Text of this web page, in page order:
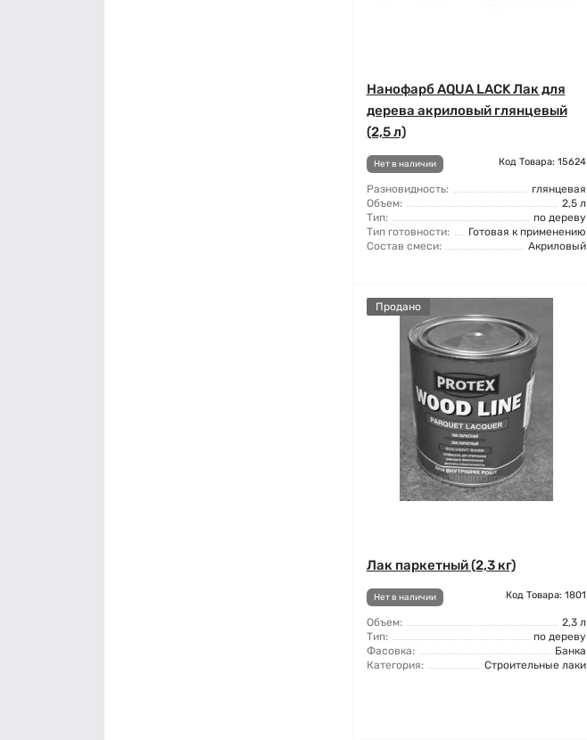
Нанофарб AQUA LACK Лак для
дерева акриловый глянцевый
(2,5 л)
Нет в наличии Код Товара: 15624
Разновидность:
глянцевая
Объем:
2,5 л
Тип:
по дереву
Тип готовности:
Готовая к применению
Состав смеси:
Акриловый
Продано
Лак паркетный (2,3 кг)
Нет в наличии Код Товара: 1801
Объем:
2,3 л
Тип:
по дереву
Фасовка:
Банка
Категория:
Строительные лаки